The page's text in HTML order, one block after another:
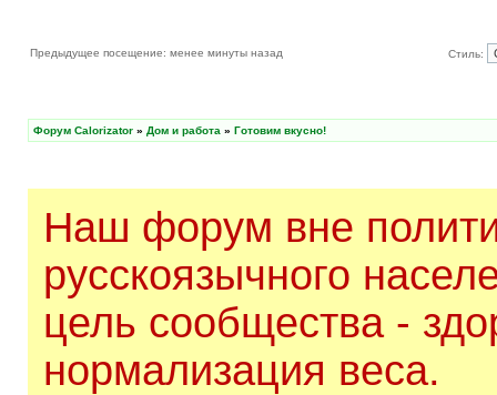
Предыдущее посещение: менее минуты назад Стиль:
Форум Calorizator » Дом и работа » Готовим вкусно!
Наш форум вне
русскоязычного
цель сообщества -
нормализация веса.